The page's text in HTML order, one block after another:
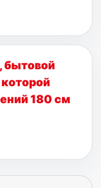
бытовой
180 см